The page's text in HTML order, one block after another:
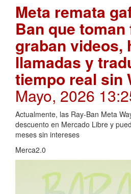
Meta remata
Ban que
graban videos,
llamadas y
tiempo real sin
Mayo, 2026
Actualmente, las Ray-Ban Meta
descuento en Mercado Libre y
meses sin intereses
Merca2.0